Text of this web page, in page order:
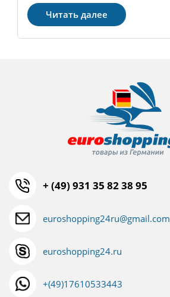
Читать далее
+ (49) 931 35 82 38 95
euroshopping24ru@gmail.com
euroshopping24.ru
+(49)17610533443